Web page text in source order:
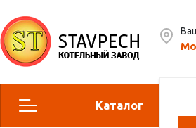
Каталог